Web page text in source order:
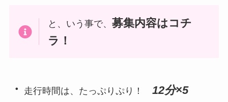
と、いう事で、募集内容はコチ
ラ！
・ 走行時間は、たっぷりぷり！ 12分×5